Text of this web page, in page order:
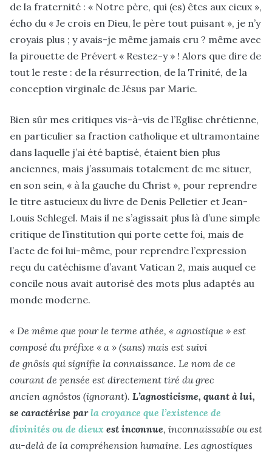
de la fraternité : « Notre père, qui (es) êtes aux cieux »,
écho du « Je crois en Dieu, le père tout puisant », je n’y
croyais plus ; y avais-je même jamais cru ? même avec
la pirouette de Prévert « Restez-y » ! Alors que dire de
tout le reste : de la résurrection, de la Trinité, de la
conception virginale de Jésus par Marie.
Bien sûr mes critiques vis-à-vis de l’Eglise chrétienne,
en particulier sa fraction catholique et ultramontaine
dans laquelle j’ai été baptisé, étaient bien plus
anciennes, mais j’assumais totalement de me situer,
en son sein, « à la gauche du Christ », pour reprendre
le titre astucieux du livre de Denis Pelletier et Jean-
Louis Schlegel. Mais il ne s’agissait plus là d’une simple
critique de l’institution qui porte cette foi, mais de
l’acte de foi lui-même, pour reprendre l’expression
reçu du catéchisme d’avant Vatican 2, mais auquel ce
concile nous avait autorisé des mots plus adaptés au
monde moderne.
« De même que pour le terme athée, « agnostique » est
composé du préfixe « a » (sans) mais est suivi
de gnôsis qui signifie la connaissance. Le nom de ce
courant de pensée est directement tiré du grec
ancien agnôstos (ignorant). L’agnosticisme, quant à lui,
se caractérise parla croyance que l’existence de
divinités ou de dieux est inconnue, inconnaissable ou est
au-delà de la compréhension humaine. Les agnostiques